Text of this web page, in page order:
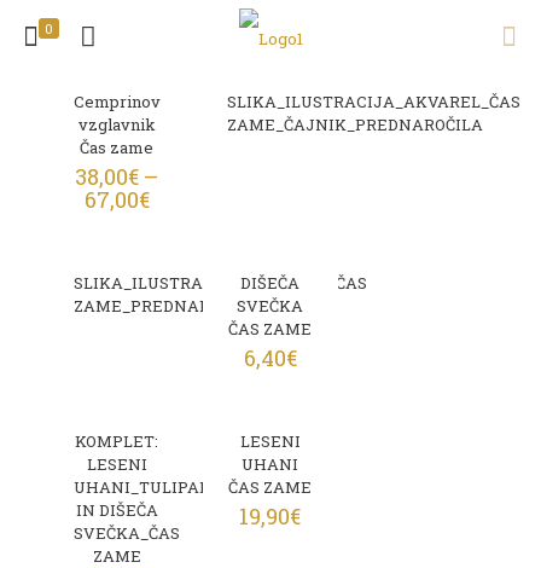
0
Cemprinov
vzglavnik
Čas zame
38,00€ –
67,00€
SLIKA_ILUSTRACIJA_AKVAREL_ČAS
ZAME_ČAJNIK_PREDNAROČILA
SLIKA_ILUSTRACIJA_AKVAREL_ČAS
ZAME_PREDNAROČILA
DIŠEČA
SVEČKA
ČAS ZAME
6,40€
KOMPLET:
LESENI
UHANI_TULIPAN
IN DIŠEČA
SVEČKA_ČAS
ZAME
LESENI
UHANI
ČAS ZAME
19,90€